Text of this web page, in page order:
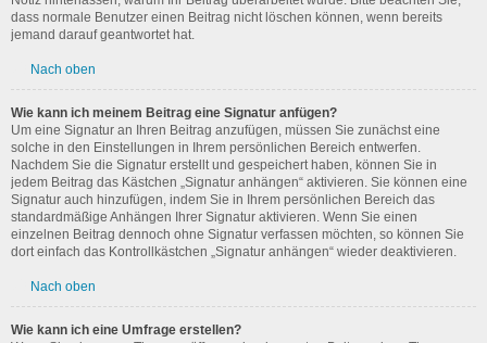
dass normale Benutzer einen Beitrag nicht löschen können, wenn bereits
jemand darauf geantwortet hat.
Nach oben
Wie kann ich meinem Beitrag eine Signatur anfügen?
Um eine Signatur an Ihren Beitrag anzufügen, müssen Sie zunächst eine
solche in den Einstellungen in Ihrem persönlichen Bereich entwerfen.
Nachdem Sie die Signatur erstellt und gespeichert haben, können Sie in
jedem Beitrag das Kästchen „Signatur anhängen“ aktivieren. Sie können eine
Signatur auch hinzufügen, indem Sie in Ihrem persönlichen Bereich das
standardmäßige Anhängen Ihrer Signatur aktivieren. Wenn Sie einen
einzelnen Beitrag dennoch ohne Signatur verfassen möchten, so können Sie
dort einfach das Kontrollkästchen „Signatur anhängen“ wieder deaktivieren.
Nach oben
Wie kann ich eine Umfrage erstellen?